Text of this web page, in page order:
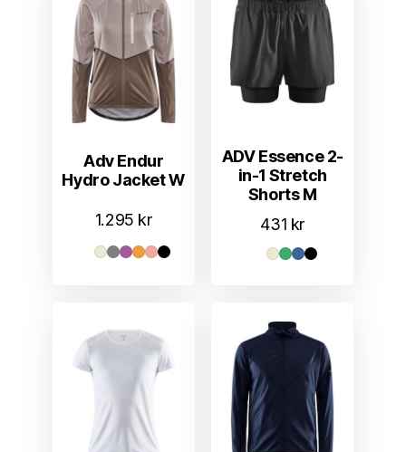
Adv Endur
Hydro Jacket W
1.295 kr
ADV Essence 2-
in-1 Stretch
Shorts M
431 kr